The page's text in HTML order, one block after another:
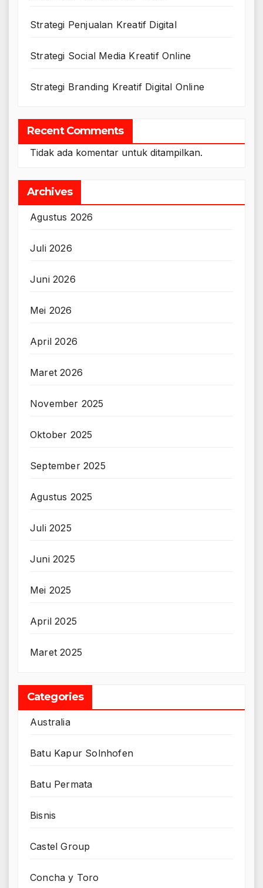
Strategi Penjualan Kreatif Digital
Strategi Social Media Kreatif Online
Strategi Branding Kreatif Digital Online
Recent Comments
Tidak ada komentar untuk ditampilkan.
Archives
Agustus 2026
Juli 2026
Juni 2026
Mei 2026
April 2026
Maret 2026
November 2025
Oktober 2025
September 2025
Agustus 2025
Juli 2025
Juni 2025
Mei 2025
April 2025
Maret 2025
Categories
Australia
Batu Kapur Solnhofen
Batu Permata
Bisnis
Castel Group
Concha y Toro